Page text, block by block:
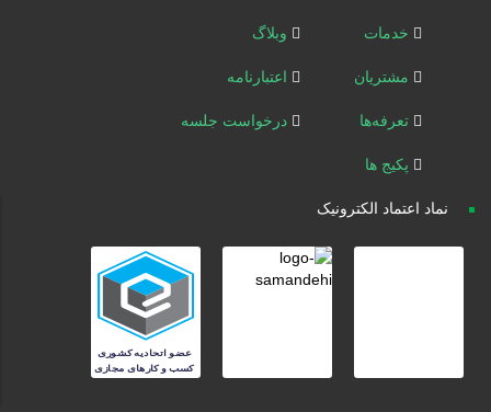
خدمات
مشتریان
تعرفه‌ها
پکیج ها
وبلاگ
اعتبارنامه
درخواست جلسه
نماد اعتماد الکترونیک